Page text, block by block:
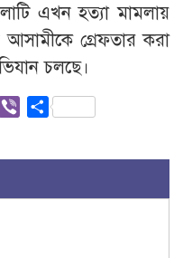
এখন হত্যা মামলায়
আসামীকে গ্রেফতার করা
চলছে।
Gmail ViberShare